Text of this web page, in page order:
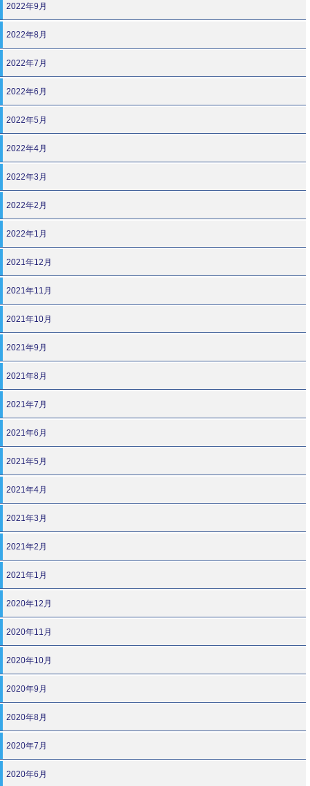
2022年9月
2022年8月
2022年7月
2022年6月
2022年5月
2022年4月
2022年3月
2022年2月
2022年1月
2021年12月
2021年11月
2021年10月
2021年9月
2021年8月
2021年7月
2021年6月
2021年5月
2021年4月
2021年3月
2021年2月
2021年1月
2020年12月
2020年11月
2020年10月
2020年9月
2020年8月
2020年7月
2020年6月